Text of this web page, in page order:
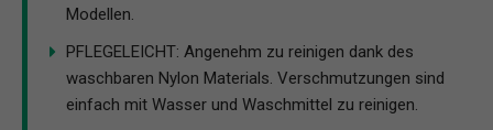
Modellen.
PFLEGELEICHT: Angenehm zu reinigen dank des
waschbaren Nylon Materials. Verschmutzungen sind
einfach mit Wasser und Waschmittel zu reinigen.